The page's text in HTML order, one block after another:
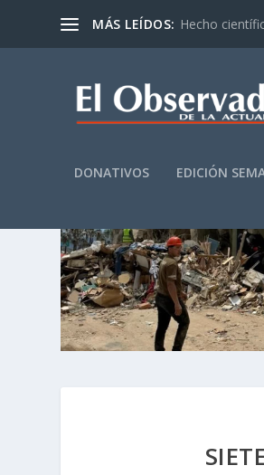
MÁS LEÍDOS: Hecho
DONATIVOS EDICIÓN